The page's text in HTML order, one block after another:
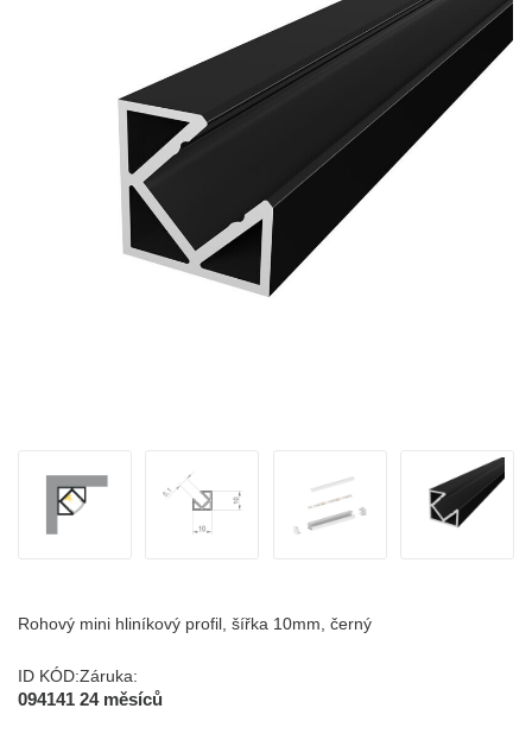
Rohový mini hliníkový profil, šířka 10mm, černý
ID KÓD:
094141
Záruka:
24 měsíců